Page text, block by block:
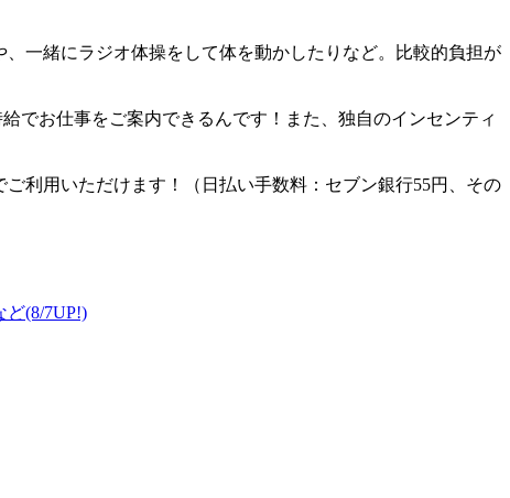
一緒にラジオ体操をして体を動かしたりなど。比較的負担が
お仕事をご案内できるんです！また、独自のインセンティ
利用いただけます！（日払い手数料：セブン銀行55円、その
ど(8/7UP!)